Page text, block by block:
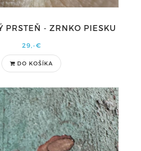
PRSTEŇ - ZRNKO PIESKU
29,-€
DO KOŠÍKA